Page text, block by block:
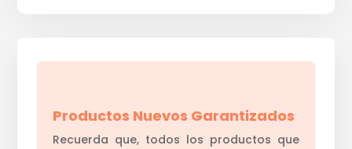
Productos Nuevos Garantizados
Recuerda que, todos los productos que